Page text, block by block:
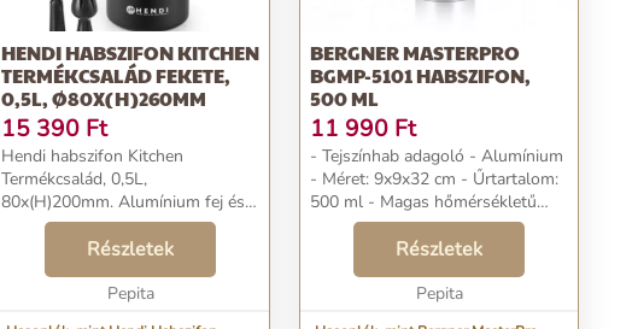
HENDI HABSZIFON KITCHEN
TERMÉKCSALÁD FEKETE,
0,5L, Ø80X(H)260MM
15 390 Ft
Hendi habszifon Kitchen
Termékcsalád, 0,5L,
80x(H)200mm. Alumínium fej és
fekete bevonatú alumínium palack
3 különböző fúvókával,
töltőtartóval, valamint
tisztítókefével. Nem alkalmas
Részletek
Pepita
BERGNER MASTERPRO
BGMP-5101 HABSZIFON,
500 ML
11 990 Ft
- Tejszínhab adagoló - Alumínium
- Méret: 9x9x32 cm - Űrtartalom:
500 ml - Magas hőmérsékletű
festés szín külső test - Átlátszó
színes lézernyomtatás logó a
palackon - Csomagban: kupak /
dekorátor kes...
Részletek
Pepita